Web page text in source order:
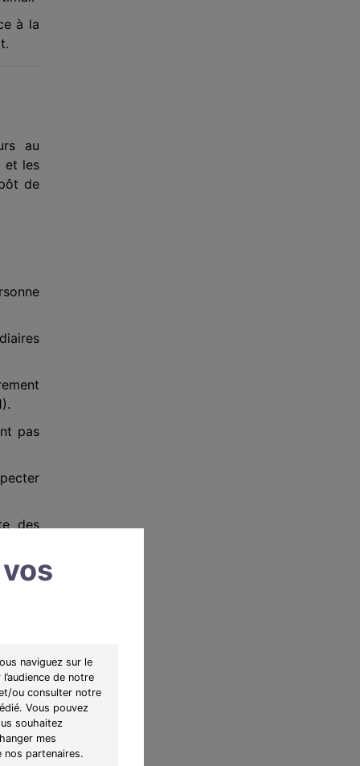
naviguez sur le
de notre
ou consulter notre
Vous pouvez
souhaitez
mes
partenaires.
à la
au
et les
de
pas
des